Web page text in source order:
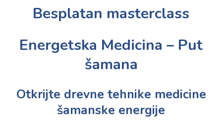
Besplatan masterclass
Energetska Medicina – Put
šamana
Otkrijte drevne tehnike medicine
šamanske energije